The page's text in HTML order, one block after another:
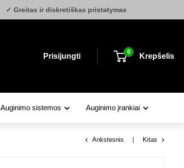
✓ Greitas ir diskretiškas pristatymas
Prisijungti
0
Krepšelis
Auginimo sistemos Auginimo įrankiai
Ankstesnis Kitas